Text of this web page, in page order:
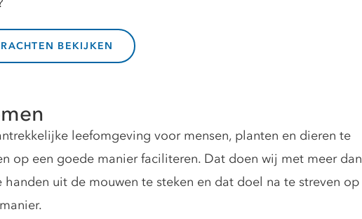
BEKIJKEN
leefomgeving voor mensen, planten en dieren te
op een goede manier faciliteren. Dat doen wij met meer dan
uit de mouwen te steken en dat doel na te streven op